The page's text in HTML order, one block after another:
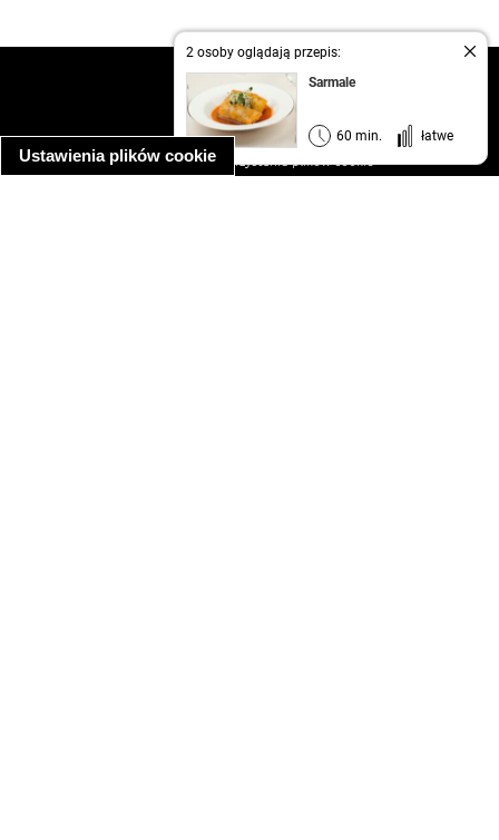
Ustawienia plików cookie
2 osoby oglądają przepis:
Sarmale
60 min. łatwe
kontakt
regulamin
informacja o prywatności
informacja o wykorzystaniu plików cookie